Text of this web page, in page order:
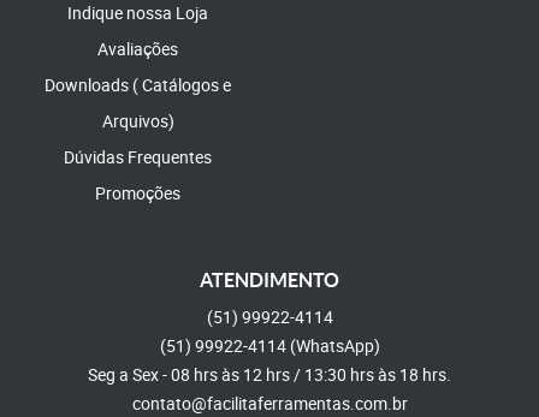
Indique nossa Loja
Avaliações
Downloads ( Catálogos e
Arquivos)
Dúvidas Frequentes
Promoções
ATENDIMENTO
(51) 99922-4114
(51) 99922-4114 (WhatsApp)
Seg a Sex - 08 hrs às 12 hrs / 13:30 hrs às 18 hrs.
contato@facilitaferramentas.com.br